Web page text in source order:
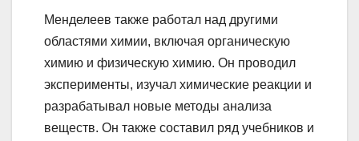
Менделеев также работал над другими
областями химии, включая органическую
химию и физическую химию. Он проводил
эксперименты, изучал химические реакции и
разрабатывал новые методы анализа
веществ. Он также составил ряд учебников и